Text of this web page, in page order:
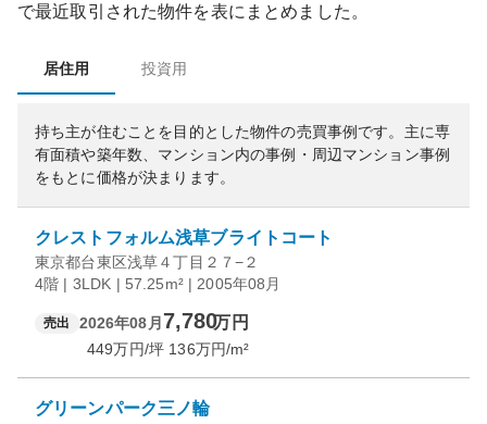
で最近取引された物件を表にまとめました。
居住用 投資用
持ち主が住むことを目的とした物件の売買事例です。 主に専
有面積や築年数、マンション内の事例・周辺マンション事例
をもとに価格が決まります。
クレストフォルム浅草ブライトコート
東京都台東区浅草４丁目２７−２
4階 | 3LDK | 57.25m² | 2005年08月
売出 2026年08月 7,780万円
449万円/坪 136万円/m²
グリーンパーク三ノ輪